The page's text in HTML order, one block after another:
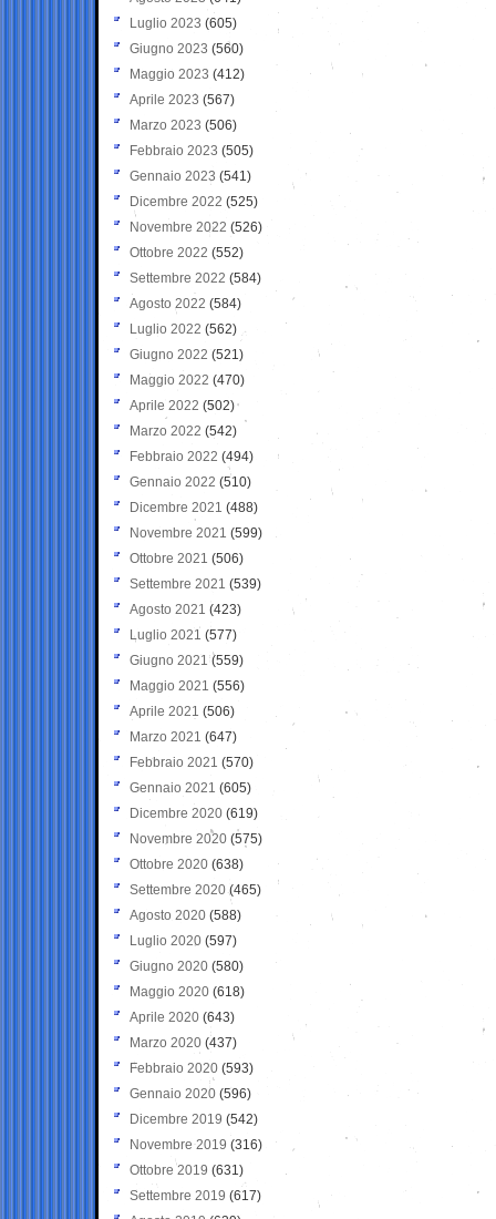
Luglio 2023 (605)
Giugno 2023 (560)
Maggio 2023 (412)
Aprile 2023 (567)
Marzo 2023 (506)
Febbraio 2023 (505)
Gennaio 2023 (541)
Dicembre 2022 (525)
Novembre 2022 (526)
Ottobre 2022 (552)
Settembre 2022 (584)
Agosto 2022 (584)
Luglio 2022 (562)
Giugno 2022 (521)
Maggio 2022 (470)
Aprile 2022 (502)
Marzo 2022 (542)
Febbraio 2022 (494)
Gennaio 2022 (510)
Dicembre 2021 (488)
Novembre 2021 (599)
Ottobre 2021 (506)
Settembre 2021 (539)
Agosto 2021 (423)
Luglio 2021 (577)
Giugno 2021(559)
Maggio 2021 (556)
Aprile 2021 (506)
Marzo 2021 (647)
Febbraio 2021 (570)
Gennaio 2021 (605)
Dicembre 2020 (619)
Novembre 2020 (575)
Ottobre 2020 (638)
Settembre 2020(465)
Agosto 2020 (588)
Luglio 2020 (597)
Giugno 2020 (580)
Maggio 2020 (618)
Aprile 2020 (643)
Marzo 2020 (437)
Febbraio 2020 (593)
Gennaio 2020 (596)
Dicembre 2019 (542)
Novembre 2019 (316)
Ottobre 2019 (631)
Settembre 2019 (617)